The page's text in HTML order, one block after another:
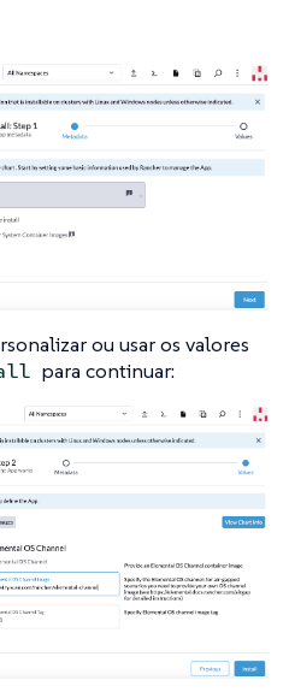
ou usar os valores
para continuar: